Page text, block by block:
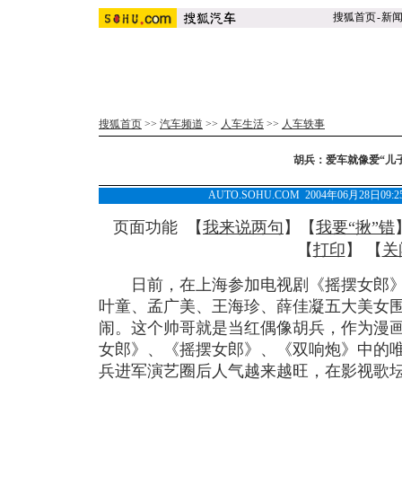
搜狐首页-新闻
搜狐首页 >> 汽车频道 >> 人车生活 >> 人车轶事
胡兵：爱车就像爱“儿
AUTO.SOHU.COM 2004年06月28日
页面功能 【我来说两句 】【我要“揪”错
【打印 】 【 关
日前，在上海参加电视剧《摇摆女郎
叶童、孟广美、王海珍、薛佳凝五大美女
闹。这个帅哥就是当红偶像胡兵，作为漫
女郎》、《摇摆女郎》、《双响炮》中的
兵进军演艺圈后人气越来越旺，在影视歌